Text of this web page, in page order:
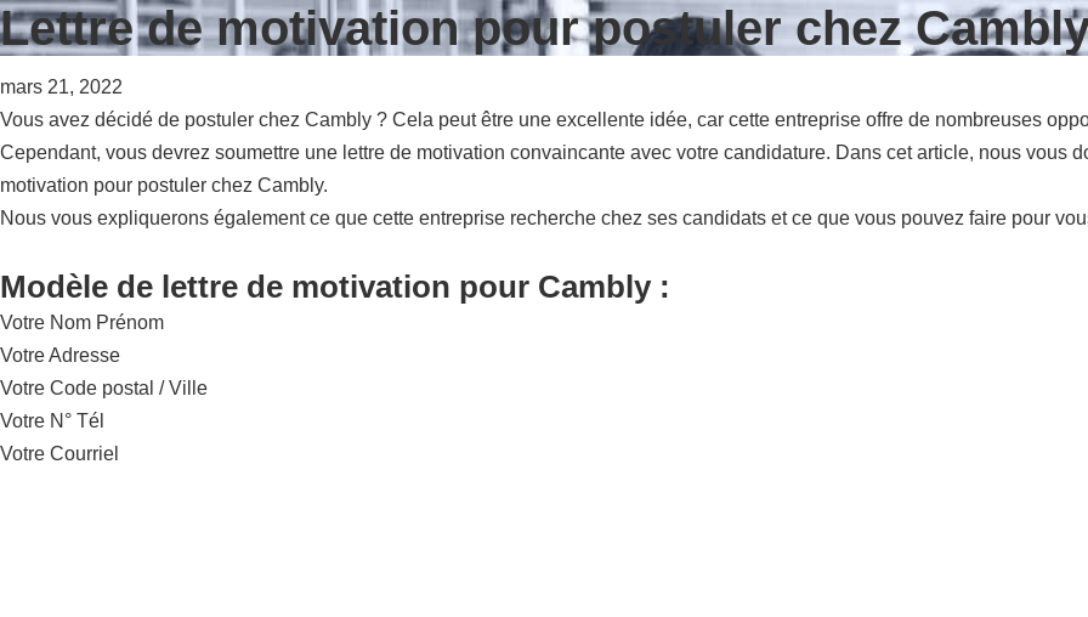
Lettre de motivation pour postuler chez
mars 21, 2022
Vous avez décidé de postuler chez Cambly ? Cela peut être une excellente idée, car cette entreprise offre de nombreuses
Cependant, vous devrez soumettre une lettre de motivation convaincante avec votre candidature. Dans cet article, nous vous
motivation pour postuler chez Cambly.
Nous vous expliquerons également ce que cette entreprise recherche chez ses candidats et ce que vous pouvez faire pour
Modèle de lettre de motivation pour Cambly :
Votre Nom Prénom
Votre Adresse
Votre Code postal / Ville
Votre N° Tél
Votre Courriel